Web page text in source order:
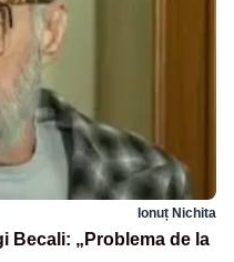
Ionuț Nichita
Becali: „Problema de la